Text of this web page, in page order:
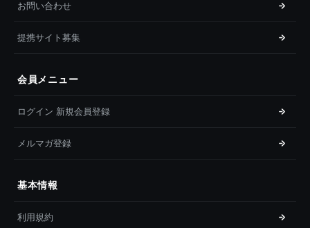
お問い合わせ
提携サイト募集
会員メニュー
ログイン 新規会員登録
メルマガ登録
基本情報
利用規約